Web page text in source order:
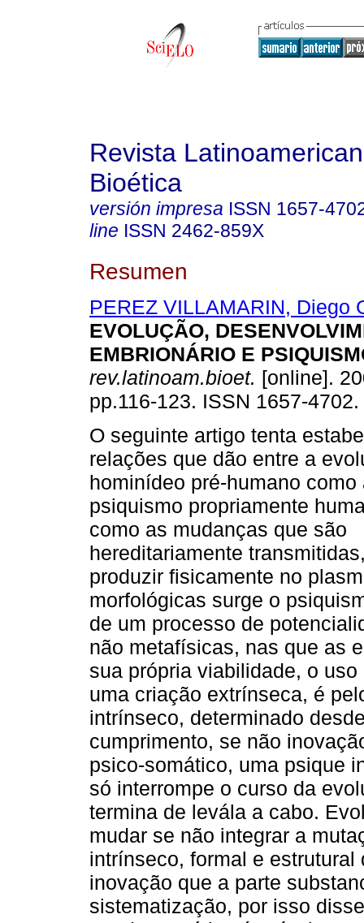
Revista
Bioética
versión impresa ISSN 1657-
line ISSN 2462-859X
Resumen
PEREZ VILLAMARIN, Diego
EVOLUÇÃO,
EMBRIONÁRIO E
rev.latinoam.bioet. [online].
pp.116-123. ISSN 1657-4702.
O seguinte artigo tenta
relações que dão entre a
hominídeo pré-humano como
psiquismo propriamente
como as mudanças que são
hereditariamente
produzir fisicamente no
morfológicas surge o
de um processo de
não metafísicas, nas que as
sua própria viabilidade, o
uma criação extrínseca, é
intrínseco, determinado
cumprimento, se não
psico-somático, uma psique
só interrompe o curso da
termina de levála a cabo.
mudar se não integrar a
intrínseco, formal e
inovação que a parte
sistematização, por isso